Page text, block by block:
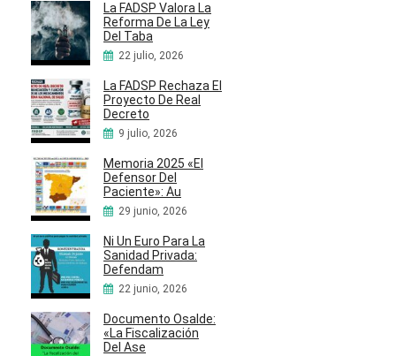
La FADSP Valora La
Reforma De La Ley
Del Taba
22 julio, 2026
La FADSP Rechaza El
Proyecto De Real
Decreto
9 julio, 2026
Memoria 2025 «El
Defensor Del
Paciente»: Au
29 junio, 2026
Ni Un Euro Para La
Sanidad Privada:
Defendam
22 junio, 2026
Documento Osalde:
«La Fiscalización
Del Ase